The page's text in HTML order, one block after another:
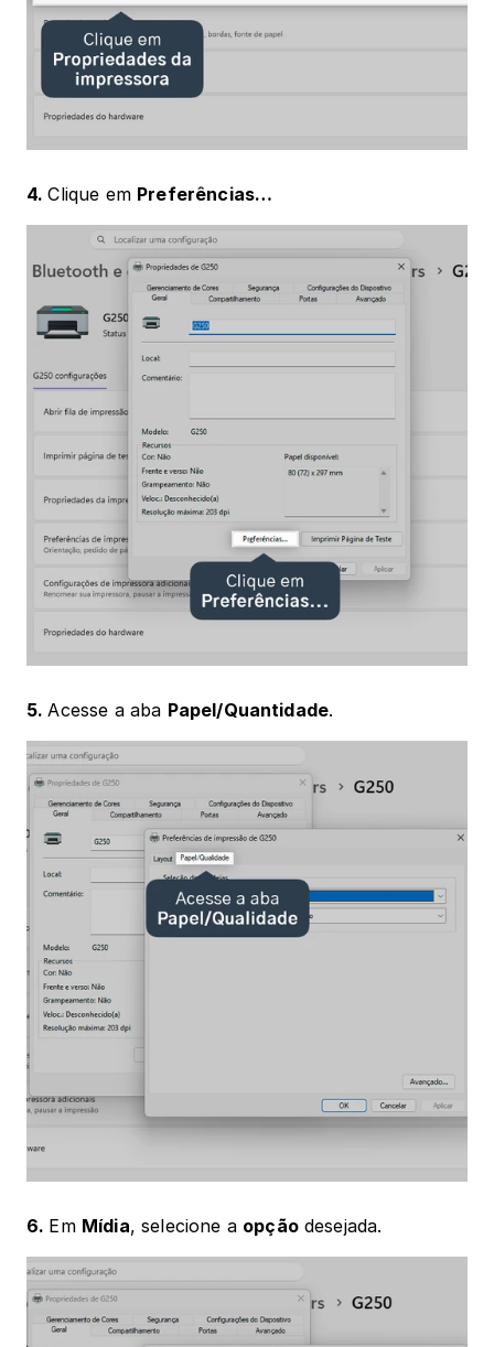
4. Clique em Preferências…
5. Acesse a aba Papel/Quantidade.
6. Em Mídia, selecione a opção desejada.